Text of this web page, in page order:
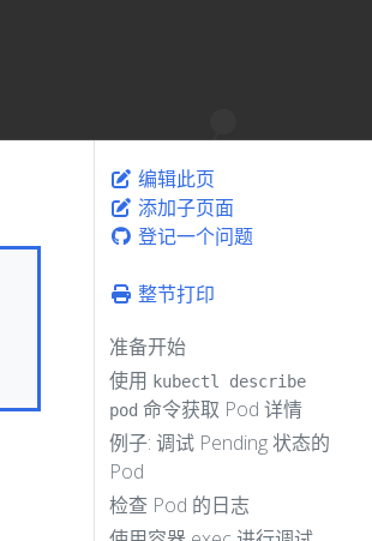
编辑此页
添加子页面
登记一个问题
整节打印
准备开始
使用 kubectl describe
pod 命令获取 Pod 详情
例子: 调试 Pending 状态的
Pod
检查 Pod 的日志